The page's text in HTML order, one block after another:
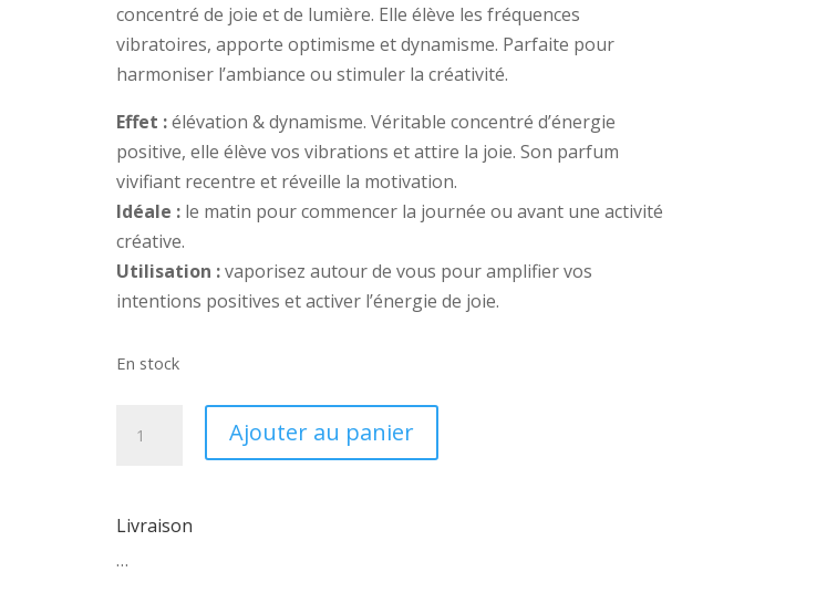
concentré de joie et de lumière. Elle élève les fréquences
vibratoires, apporte optimisme et dynamisme. Parfaite pour
harmoniser l’ambiance ou stimuler la créativité.
Effet :élévation & dynamisme. Véritable concentré d’énergie
positive, elle élève vos vibrations et attire la joie. Son parfum
vivifiant recentre et réveille la motivation.
Idéale :le matin pour commencer la journée ou avant une activité
créative.
Utilisation :vaporisez autour de vous pour amplifier vos
intentions positives et activer l’énergie de joie.
En stock
-
Bonne
Ajouter au panier
Livraison
…